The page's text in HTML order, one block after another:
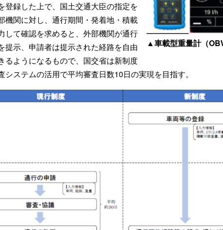
▲車載型重量計（
登録した上で、国土交通大臣の指定を
機関に対し、通行期間・発着地・積載
して確認を求めると、外部機関が通行
提示、申請者は提示された経路を自由
るようになるもので、国交省は新制度
システムの活用で平均審査日数10日の実現を目指す。